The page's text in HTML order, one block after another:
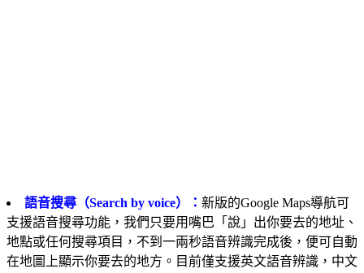
語音搜尋（Search by voice）： 新版的Google Maps導航可
支援語音搜尋功能，我們只要用嘴巴「說」出你要去的地址、
地點或任何搜尋項目，不到一兩秒語音辨識完成後，便可自動
在地圖上顯示你要去的地方。目前僅支援英文語音辨識，中文